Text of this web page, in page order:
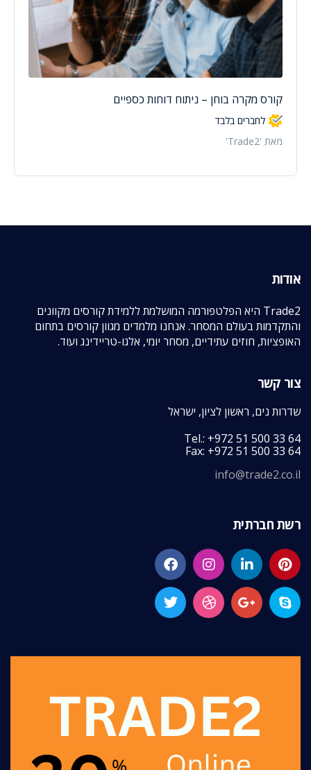
קורס מקרה בוחן – ניתוח דוחות כספיים
לחברים בלבד
מאת 'Trade2'
אודות
Trade2 היא הפלטפורמה המושלמת ללמידת קורסים מקוונים
והתקדמות בעולם המסחר. אנחנו מלמדים מגוון קורסים בתחום
האופציות, חוזים עתידיים, מסחר יומי, אלגו-טריידינג ועוד.
צור קשר
שדרות נים, ראשון לציון, ישראל
Tel.: +972 51 500 33 64
Fax: +972 51 500 33 64
info@trade2.co.il
רשת חברתית